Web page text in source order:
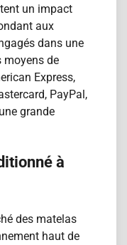
un impact
aux
dans une
moyens de
Express,
PayPal,
grande
à
des matelas
haut de